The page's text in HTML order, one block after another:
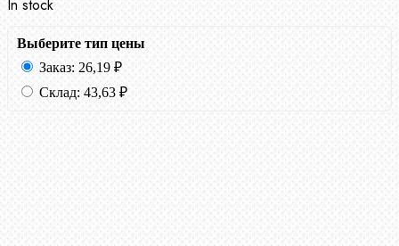
In stock
Выберите тип цены
Заказ: 26,19 ₽
Склад: 43,63 ₽